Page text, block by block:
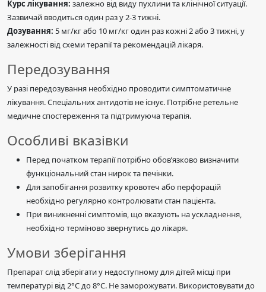
Курс лікування: залежно від виду пухлини та клінічної ситуації.
Зазвичай вводиться один раз у 2-3 тижні.
Дозування: 5 мг/кг або 10 мг/кг один раз кожні 2 або 3 тижні, у
залежності від схеми терапії та рекомендацій лікаря.
Передозування
У разі передозування необхідно проводити симптоматичне
лікування. Спеціальних антидотів не існує. Потрібне ретельне
медичне спостереження та підтримуюча терапія.
Особливі вказівки
Перед початком терапії потрібно обов’язково визначити
функціональний стан нирок та печінки.
Для запобігання розвитку кровотеч або перфорацій
необхідно регулярно контролювати стан пацієнта.
При виникненні симптомів, що вказують на ускладнення,
необхідно терміново звернутись до лікаря.
Умови зберігання
Препарат слід зберігати у недоступному для дітей місці при
температурі від 2°C до 8°C. Не заморожувати. Використовувати до